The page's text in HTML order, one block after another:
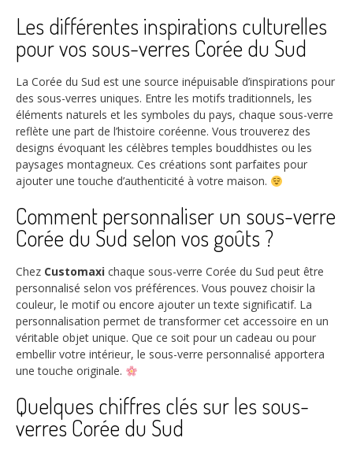
Les différentes inspirations culturelles
pour vos sous-verres Corée du Sud
La Corée du Sud est une source inépuisable d’inspirations pour
des sous-verres uniques. Entre les motifs traditionnels, les
éléments naturels et les symboles du pays, chaque sous-verre
reflète une part de l’histoire coréenne. Vous trouverez des
designs évoquant les célèbres temples bouddhistes ou les
paysages montagneux. Ces créations sont parfaites pour
ajouter une touche d’authenticité à votre maison.
Comment personnaliser un sous-verre
Corée du Sud selon vos goûts ?
Chez Customaxi chaque sous-verre Corée du Sud peut être
personnalisé selon vos préférences. Vous pouvez choisir la
couleur, le motif ou encore ajouter un texte significatif. La
personnalisation permet de transformer cet accessoire en un
véritable objet unique. Que ce soit pour un cadeau ou pour
embellir votre intérieur, le sous-verre personnalisé apportera
une touche originale.
Quelques chiffres clés sur les sous-
verres Corée du Sud